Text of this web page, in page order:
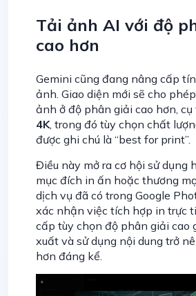
Tải ảnh AI với độ
cao hơn
Gemini cũng đang nâng cấp
ảnh. Giao diện mới sẽ cho
ảnh ở độ phân giải cao hơn, cụ
4K , trong đó tùy chọn chất
được ghi chú là “best for print”.
Điều này mở ra cơ hội sử dụng
mục đích in ấn hoặc thương
dịch vụ đã có trong Google
xác nhận việc tích hợp in trực
cấp tùy chọn độ phân giải cao
xuất và sử dụng nội dung trở
hơn đáng kể.